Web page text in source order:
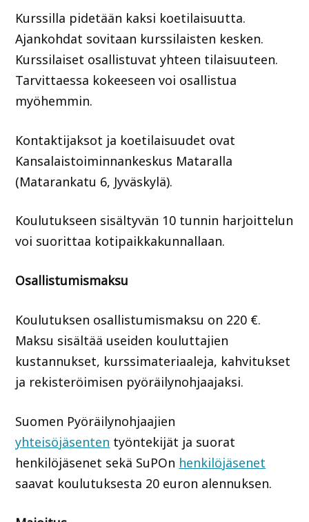
Kurssilla pidetään kaksi koetilaisuutta.
Ajankohdat sovitaan kurssilaisten kesken.
Kurssilaiset osallistuvat yhteen tilaisuuteen.
Tarvittaessa kokeeseen voi osallistua
myöhemmin.
Kontaktijaksot ja koetilaisuudet ovat
Kansalaistoiminnankeskus Mataralla
(Matarankatu 6, Jyväskylä).
Koulutukseen sisältyvän 10 tunnin harjoittelun
voi suorittaa kotipaikkakunnallaan.
Osallistumismaksu
Koulutuksen osallistumismaksu on 220 €.
Maksu sisältää useiden kouluttajien
kustannukset, kurssimateriaaleja, kahvitukset
ja rekisteröimisen pyöräilynohjaajaksi.
Suomen Pyöräilynohjaajien
yhteisöjäsenten työntekijät ja suorat
henkilöjäsenet sekä SuPOn henkilöjäsenet
saavat koulutuksesta 20 euron alennuksen.